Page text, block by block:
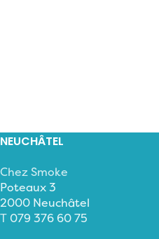
NEUCHÂTEL
Chez Smoke
Poteaux 3
2000 Neuchâtel
T 079 376 60 75